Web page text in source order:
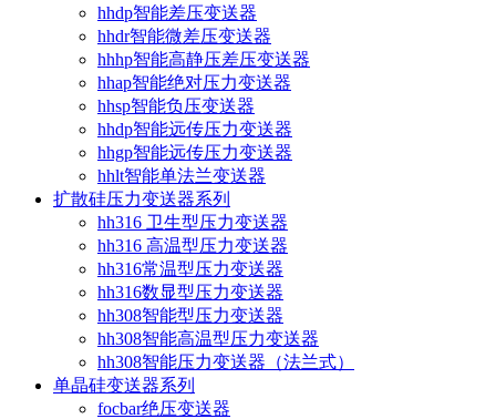
hhdp智能差压变送器
hhdr智能微差压变送器
hhhp智能高静压差压变送器
hhap智能绝对压力变送器
hhsp智能负压变送器
hhdp智能远传压力变送器
hhgp智能远传压力变送器
hhlt智能单法兰变送器
扩散硅压力变送器系列
hh316 卫生型压力变送器
hh316 高温型压力变送器
hh316常温型压力变送器
hh316数显型压力变送器
hh308智能型压力变送器
hh308智能高温型压力变送器
hh308智能压力变送器（法兰式）
单晶硅变送器系列
focbar绝压变送器